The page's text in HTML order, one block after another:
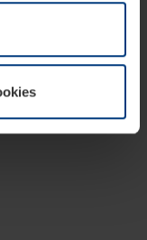
alle andere
Uw
de uitleg van de